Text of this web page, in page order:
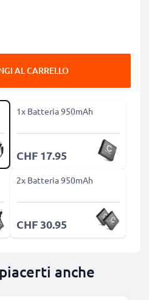
AL CARRELLO
1x Batteria 950mAh
CHF 17.95
2x Batteria 950mAh
CHF 30.95
anche